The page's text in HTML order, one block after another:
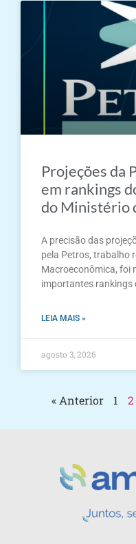
Projeções da
em rankings
do Ministério
A precisão das
pela Petros, trabalho
Macroeconômica, foi
importantes rankings
LEIA MAIS »
agosto 3, 2026
« Anterior 1 2